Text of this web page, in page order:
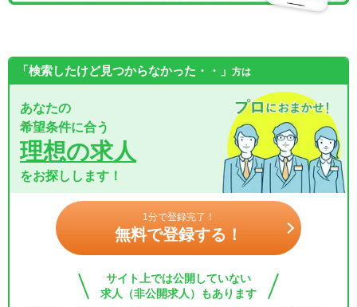
「検索したけど見つからなかった・・」 方は
あなたの
希望条件に合う
理想の求人
をお探しします！
1分で登録完了！
無料で登録する！
サイト上では公開していない
求人（非公開求人）もあります